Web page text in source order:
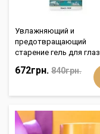
Увлажняющий и
предотвращающий
старение гель для глаз
672грн. 840грн.